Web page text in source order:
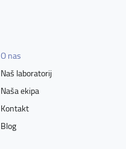
O nas
Naš laboratorij
Naša ekipa
Kontakt
Blog